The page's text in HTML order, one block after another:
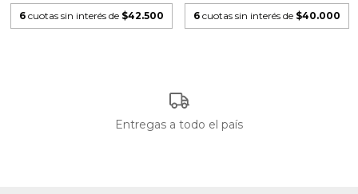
6 cuotas sin interés de $42.500 6 cuotas sin interés de $40.000
Entregas a todo el país